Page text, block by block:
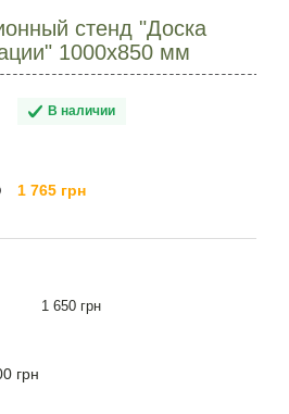
стенд "Доска
1000х850 мм
В наличии
1 765 грн
1 650 грн
грн